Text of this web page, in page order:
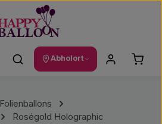
Abholort
Folienballons
Roségold Holographic